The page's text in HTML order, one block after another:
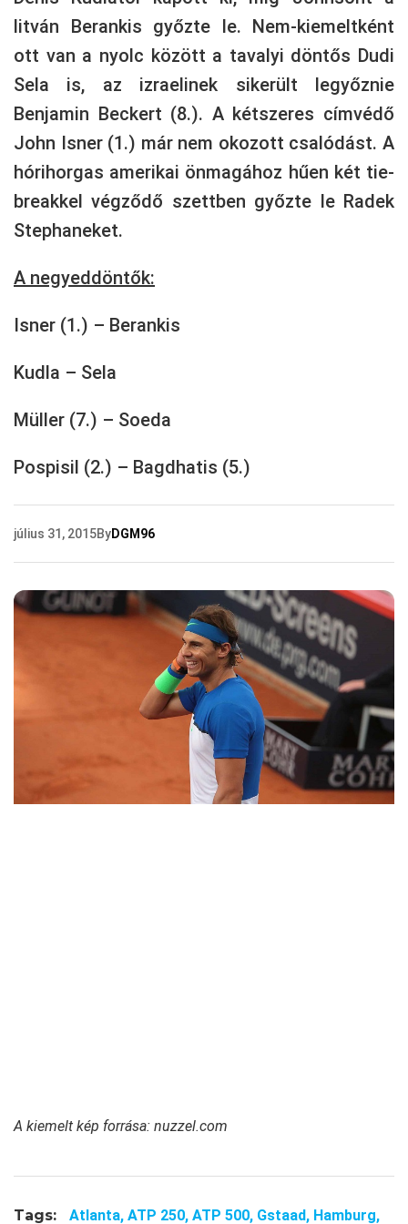
litván Berankis győzte le. Nem-kiemeltként
ott van a nyolc között a tavalyi döntős Dudi
Sela is, az izraelinek sikerült legyőznie
Benjamin Beckert (8.). A kétszeres címvédő
John Isner (1.) már nem okozott csalódást. A
hórihorgas amerikai önmagához hűen két tie-
breakkel végződő szettben győzte le Radek
Stephaneket.
A negyeddöntők:
Isner (1.) – Berankis
Kudla – Sela
Müller (7.) – Soeda
Pospisil (2.) – Bagdhatis (5.)
július 31, 2015ByDGM96
A kiemelt kép forrása: nuzzel.com
Tags: Atlanta, ATP 250, ATP 500, Gstaad, Hamburg,